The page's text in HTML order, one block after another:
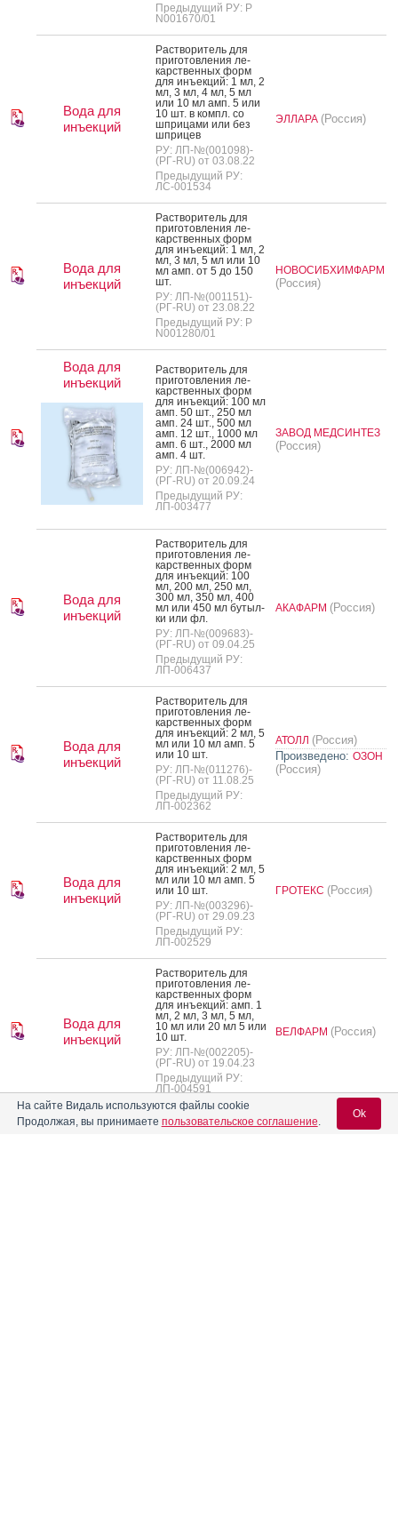
Предыдущий РУ: Р
N001670/01
Вода для
инъекций
Рас­тво­ритель для
при­готов­ле­ния ле­
карс­твен­ных форм
для инъ­ек­ций: 1 мл, 2
мл, 3 мл, 4 мл, 5 мл
или 10 мл амп. 5 или
10 шт. в компл. со
шпри­цами или без
шпри­цев
РУ: ЛП-№(001098)-
(РГ-RU) от 03.08.22
Предыдущий РУ:
ЛС-001534
ЭЛЛАРА (Россия)
Вода для
инъекций
Рас­тво­ритель для
при­готов­ле­ния ле­
карс­твен­ных форм
для инъ­ек­ций: 1 мл, 2
мл, 3 мл, 5 мл или 10
мл амп. от 5 до 150
шт.
РУ: ЛП-№(001151)-
(РГ-RU) от 23.08.22
Предыдущий РУ: Р
N001280/01
НОВОСИБХИМФАРМ
(Россия)
Вода для
инъекций
Рас­тво­ритель для
при­готов­ле­ния ле­
карс­твен­ных форм
для инъ­ек­ций: 100 мл
амп. 50 шт., 250 мл
амп. 24 шт., 500 мл
амп. 12 шт., 1000 мл
амп. 6 шт., 2000 мл
амп. 4 шт.
РУ: ЛП-№(006942)-
(РГ-RU) от 20.09.24
Предыдущий РУ:
ЛП-003477
ЗАВОД МЕДСИНТЕЗ
(Россия)
Вода для
инъекций
Рас­тво­ритель для
при­готов­ле­ния ле­
карс­твен­ных форм
для инъ­ек­ций: 100
мл, 200 мл, 250 мл,
300 мл, 350 мл, 400
мл или 450 мл бу­тыл­
ки или фл.
РУ: ЛП-№(009683)-
(РГ-RU) от 09.04.25
Предыдущий РУ:
ЛП-006437
АКАФАРМ (Россия)
Вода для
инъекций
Рас­тво­ритель для
при­готов­ле­ния ле­
карс­твен­ных форм
для инъ­ек­ций: 2 мл, 5
мл или 10 мл амп. 5
или 10 шт.
РУ: ЛП-№(011276)-
(РГ-RU) от 11.08.25
Предыдущий РУ:
ЛП-002362
АТОЛЛ (Россия)
Произведено: ОЗОН
(Россия)
Вода для
инъекций
Рас­тво­ритель для
при­готов­ле­ния ле­
карс­твен­ных форм
для инъ­ек­ций: 2 мл, 5
мл или 10 мл амп. 5
или 10 шт.
РУ: ЛП-№(003296)-
(РГ-RU) от 29.09.23
Предыдущий РУ:
ЛП-002529
ГРОТЕКС (Россия)
Вода для
инъекций
Рас­тво­ритель для
при­готов­ле­ния ле­
карс­твен­ных форм
для инъ­ек­ций: амп. 1
мл, 2 мл, 3 мл, 5 мл,
10 мл или 20 мл 5 или
10 шт.
РУ: ЛП-№(002205)-
(РГ-RU) от 19.04.23
Предыдущий РУ:
ЛП-004591
ВЕЛФАРМ (Россия)
Рас­тво­ритель для
при­готов­ле­ния ле­
На сайте Видаль используются файлы cookie
Продолжая, вы принимаете пользовательское соглашение.
Ok